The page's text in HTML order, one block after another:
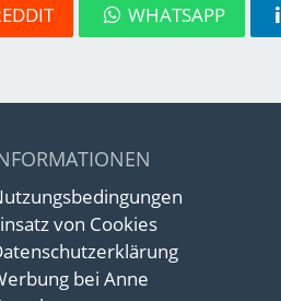
WHATSAPP
von Cookies
bei Anne